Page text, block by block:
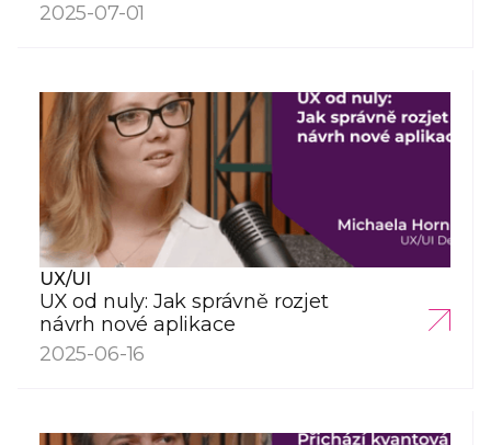
2025-07-01
UX/UI
UX od nuly: Jak správně rozjet
návrh nové aplikace
2025-06-16